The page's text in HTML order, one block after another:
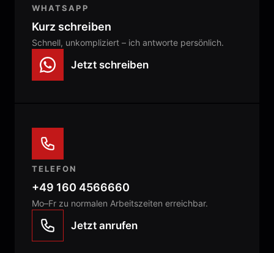
WHATSAPP
Kurz schreiben
Schnell, unkompliziert – ich antworte persönlich.
Jetzt schreiben
TELEFON
+49 160 4566660
Mo–Fr zu normalen Arbeitszeiten erreichbar.
Jetzt anrufen